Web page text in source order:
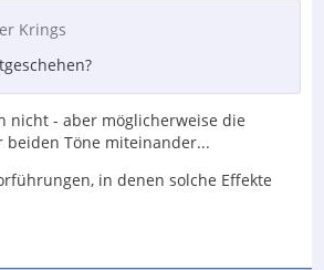
Krings
nicht - aber möglicherweise die
beiden Töne miteinander...
in denen solche Effekte